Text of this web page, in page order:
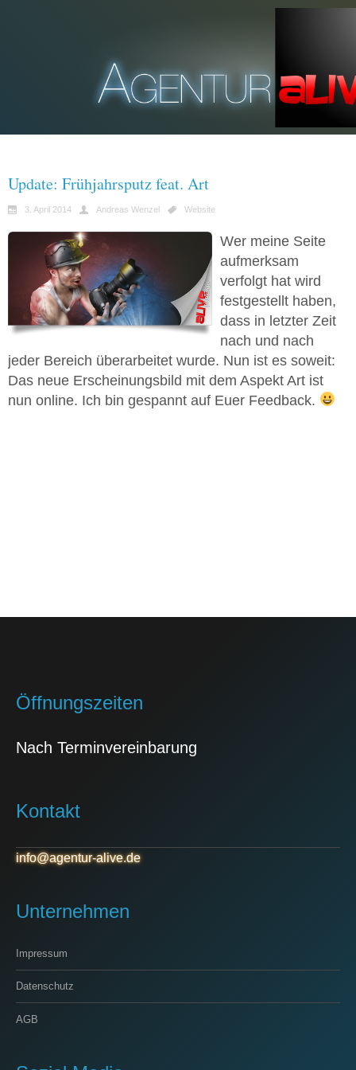
Update: Frühjahrsputz feat. Art
3. April 2014 Andreas Wenzel Website
Wer meine Seite
aufmerksam
verfolgt hat wird
festgestellt haben,
dass in letzter Zeit
nach und nach
jeder Bereich überarbeitet wurde. Nun ist es soweit:
Das neue Erscheinungsbild mit dem Aspekt Art ist
nun online. Ich bin gespannt auf Euer Feedback.
Öffnungszeiten
Nach Terminvereinbarung
Kontakt
info@agentur-alive.de
Unternehmen
Impressum
Datenschutz
AGB